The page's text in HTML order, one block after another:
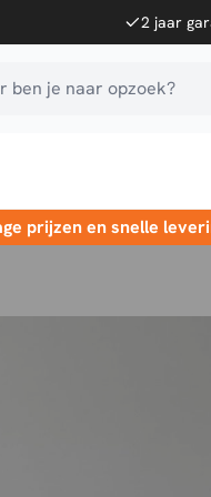
2 jaar
ben je naar opzoek?
prijzen en snelle